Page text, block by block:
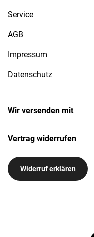
Service
AGB
Impressum
Datenschutz
Wir versenden mit
Vertrag widerrufen
Widerruf erklären